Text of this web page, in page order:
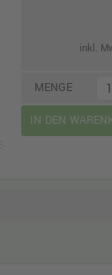
inkl.
MENGE
IN DEN